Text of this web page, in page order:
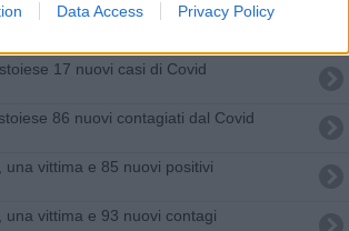
Data Access Privacy Policy
sul territorio provinciale solo 17 nuovi casi
17 nuovi casi di Covid
86 nuovi contagiati dal Covid
una vittima e 85 nuovi positivi
una vittima e 93 nuovi contagi